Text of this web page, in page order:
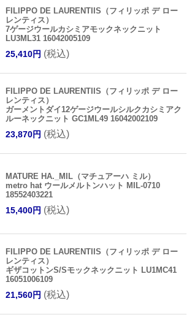
FILIPPO DE LAURENTIIS（フィリッポ デ ロー
レンティス）
7ゲージウールカシミアモックネックニット
LU3ML31 16042005109
25,410円 (税込)
FILIPPO DE LAURENTIIS（フィリッポ デ ロー
レンティス）
ガーメントダイ12ゲージウールシルクカシミアク
ルーネックニット GC1ML49 16042002109
23,870円 (税込)
MATURE HA._MIL（マチュアーハ ミル）
metro hat ウールメルトンハット MIL-0710
18552403221
15,400円 (税込)
FILIPPO DE LAURENTIIS（フィリッポ デ ロー
レンティス）
ギザコットンS/Sモックネックニット LU1MC41
16051006109
21,560円 (税込)